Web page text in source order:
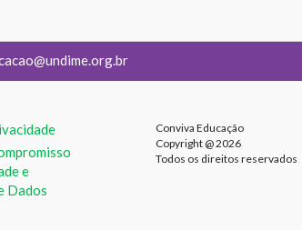
e
Dados
Conviva Educação
Copyright @ 2026
Todos os direitos reservados